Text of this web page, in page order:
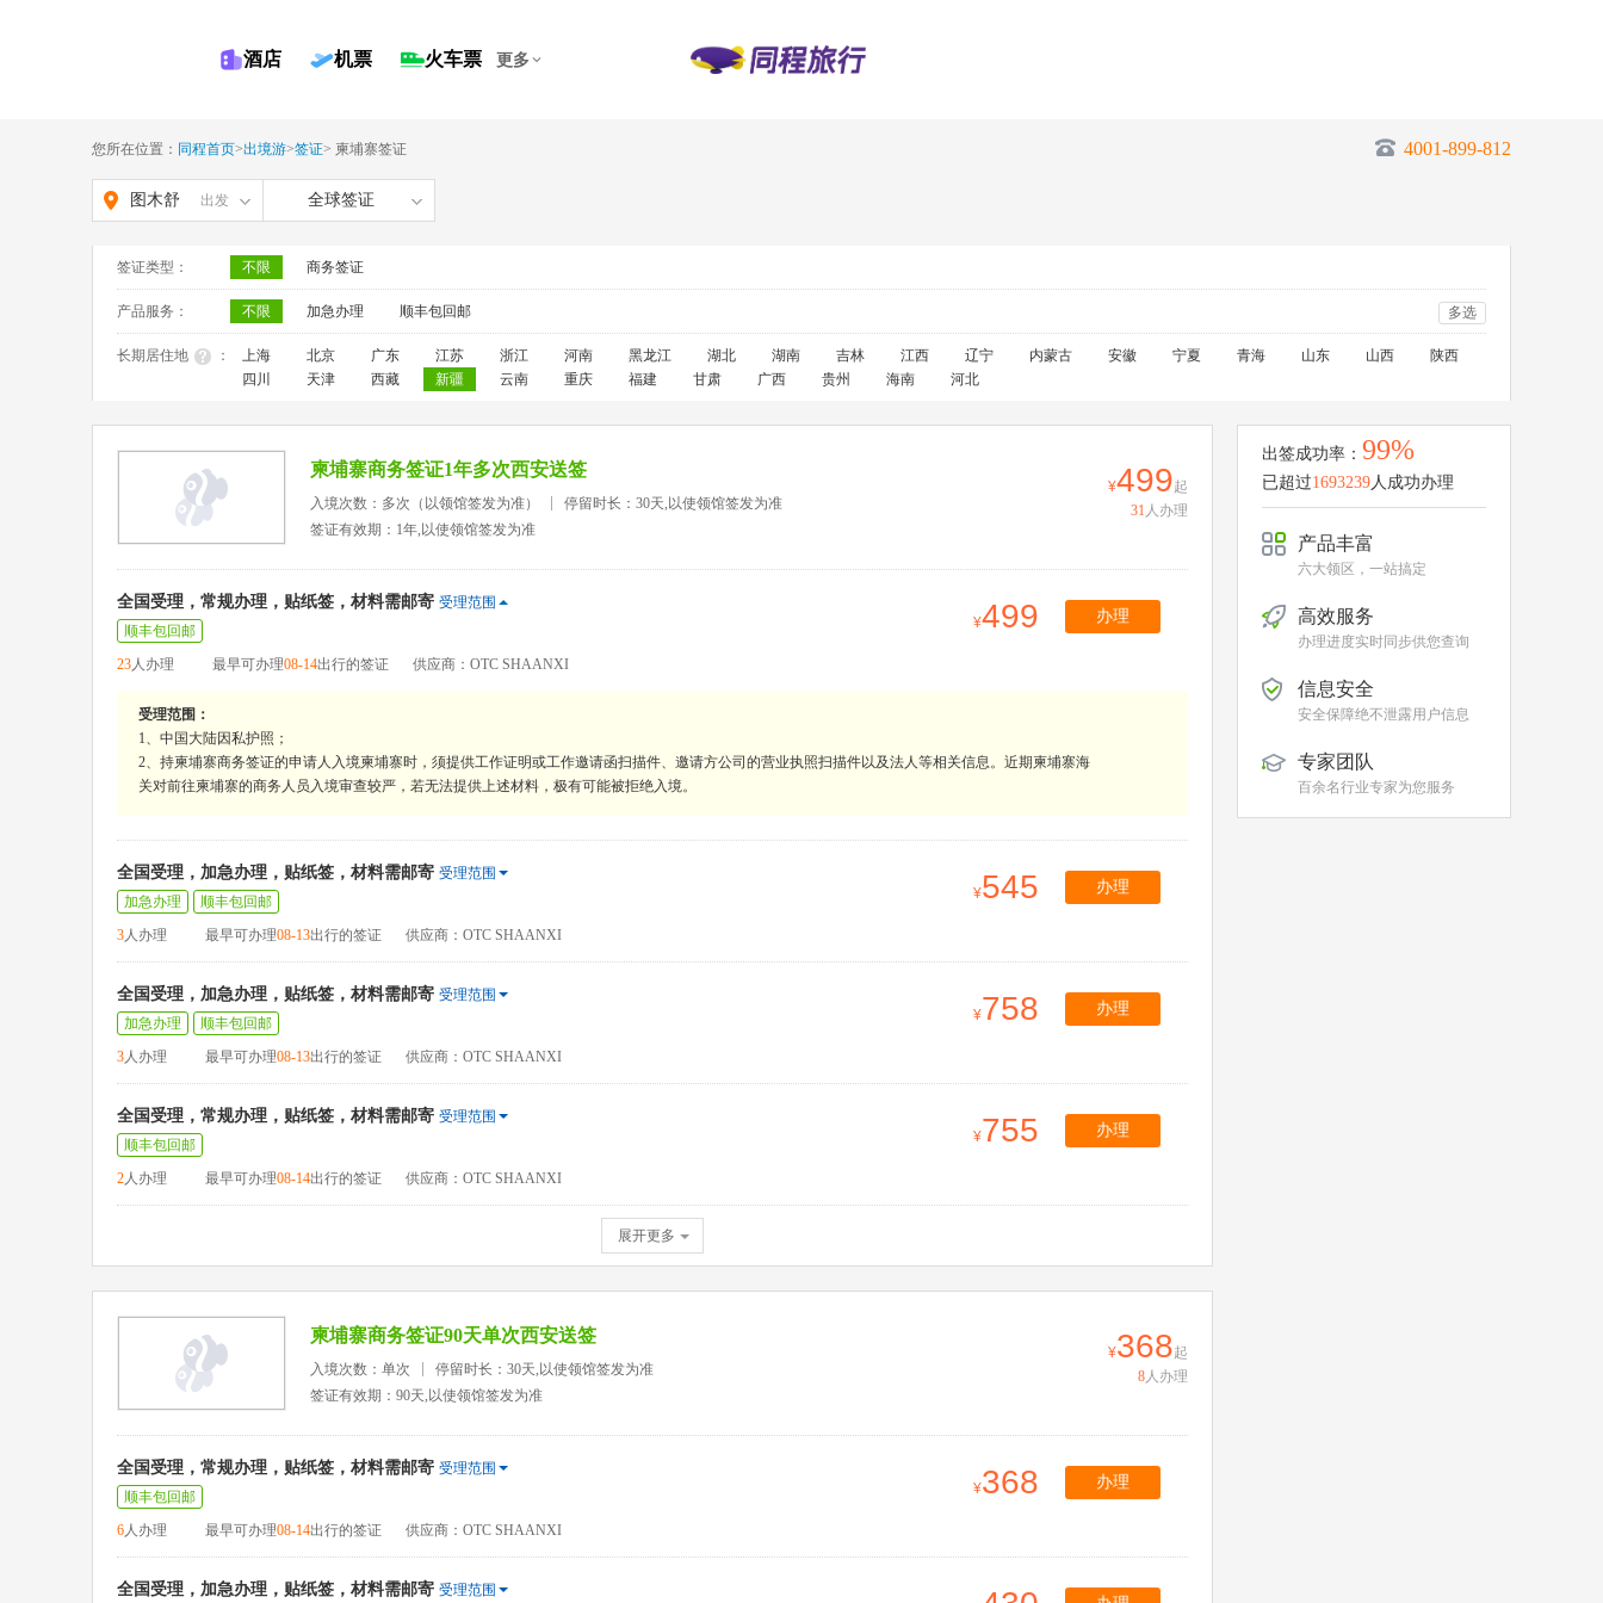
酒店 机票 火车票 更多
您所在位置： 同程首页>出境游>签证> 柬埔寨签证 4001-899-812
图木舒 出发 全球签证
签证类型： 不限 商务签证
产品服务： 不限 加急办理 顺丰包回邮 多选
长期居住地 ： 上海 北京 广东 江苏 浙江 河南 黑龙江 湖北 湖南 吉林 江西 辽宁 内蒙古 安徽 宁夏 青海 山东 山西
陕西
四川
天津 西藏 新疆 云南 重庆 福建 甘肃 广西 贵州 海南 河北
柬埔寨商务签证1年多次西安送签
入境次数：多次（以领馆签发为准）
停留时长：30天,以使领馆签发为准
签证有效期：1年,以使领馆签发为准
499起
31 人办理
全国受理，常规办理，贴纸签，材料需邮寄 受理范围
顺丰包回邮
23人办理 最早可办理08-14出行的签证 供应商：OTC SHAANXI
499 办理
受理范围：
1、中国大陆因私护照；
2、持柬埔寨商务签证的申请人入境柬埔寨时，须提供工作证明或工作邀请函扫描件、邀请方公司的营业执照扫描件以及法人等相关信息。近期柬埔寨海
关对前往柬埔寨的商务人员入境审查较严，若无法提供上述材料，极有可能被拒绝入境。
全国受理，加急办理，贴纸签，材料需邮寄 受理范围
加急办理
顺丰包回邮
3人办理 最早可办理08-13出行的签证 供应商：OTC SHAANXI
545 办理
全国受理，加急办理，贴纸签，材料需邮寄 受理范围
加急办理
顺丰包回邮
3人办理 最早可办理08-13出行的签证 供应商：OTC SHAANXI
758 办理
全国受理，常规办理，贴纸签，材料需邮寄 受理范围
顺丰包回邮
2人办理 最早可办理08-14出行的签证 供应商：OTC SHAANXI
755 办理
展开更多
柬埔寨商务签证90天单次西安送签
入境次数：单次
停留时长：30天,以使领馆签发为准
签证有效期：90天,以使领馆签发为准
368起
8人办理
全国受理，常规办理，贴纸签，材料需邮寄 受理范围
顺丰包回邮
6人办理 最早可办理08-14出行的签证 供应商：OTC SHAANXI
368 办理
全国受理，加急办理，贴纸签，材料需邮寄 受理范围
出签成功率： 99%
已超过1693239人成功办理
产品丰富
六大领区，一站搞定
高效服务
办理进度实时同步供您查询
信息安全
安全保障绝不泄露用户信息
专家团队
百余名行业专家为您服务